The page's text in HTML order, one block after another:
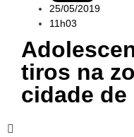
25/05/2019
11h03
tiros na
cidade de